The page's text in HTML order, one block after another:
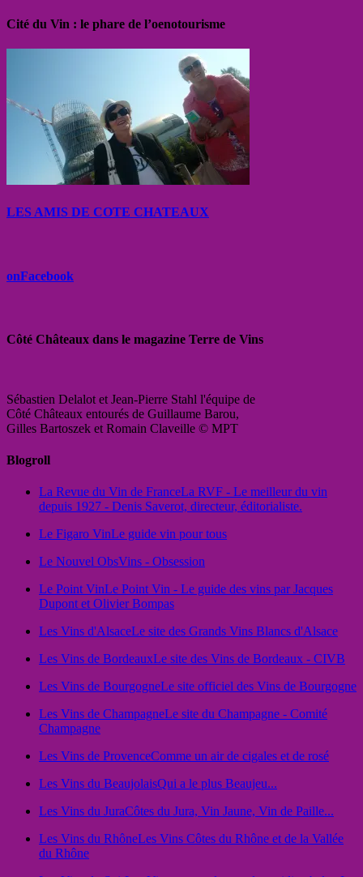
Cité du Vin : le phare de l’oenotourisme
LES AMIS DE COTE CHATEAUX
onFacebook
Côté Châteaux dans le magazine Terre de Vins
Sébastien Delalot et Jean-Pierre Stahl l'équipe de
Côté Châteaux entourés de Guillaume Barou,
Gilles Bartoszek et Romain Claveille © MPT
Blogroll
La Revue du Vin de FranceLa RVF - Le meilleur du vin
depuis 1927 - Denis Saverot, directeur, éditorialiste.
Le Figaro VinLe guide vin pour tous
Le Nouvel ObsVins - Obsession
Le Point VinLe Point Vin - Le guide des vins par Jacques
Dupont et Olivier Bompas
Les Vins d'AlsaceLe site des Grands Vins Blancs d'Alsace
Les Vins de BordeauxLe site des Vins de Bordeaux - CIVB
Les Vins de BourgogneLe site officiel des Vins de Bourgogne
Les Vins de ChampagneLe site du Champagne - Comité
Champagne
Les Vins de ProvenceComme un air de cigales et de rosé
Les Vins du BeaujolaisQui a le plus Beaujeu...
Les Vins du JuraCôtes du Jura, Vin Jaune, Vin de Paille...
Les Vins du RhôneLes Vins Côtes du Rhône et de la Vallée
du Rhône